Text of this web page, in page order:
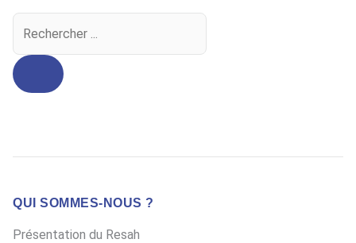
QUI SOMMES-NOUS ?
Présentation du Resah